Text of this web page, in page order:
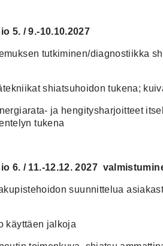
5. / 9.-10.10.2027
tutkiminen/diagnostiikka
shiatsuhoidon tukena;
ja hengitysharjoitteet
tukena
6. / 11.-12.12. 2027
suunnittelua
käyttäen jalkoja